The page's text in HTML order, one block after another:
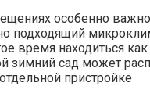
особенно
подходящий
время находиться как
зимний сад может
пристройке